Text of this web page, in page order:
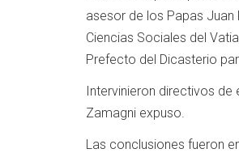
asesor de los Papas
Ciencias Sociales del
Prefecto del Dicasterio
Intervinieron directivos de
Zamagni expuso.
Las conclusiones fueron